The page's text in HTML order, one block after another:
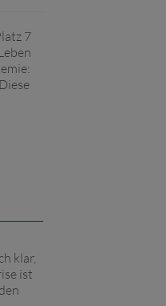
7
klar,
ist